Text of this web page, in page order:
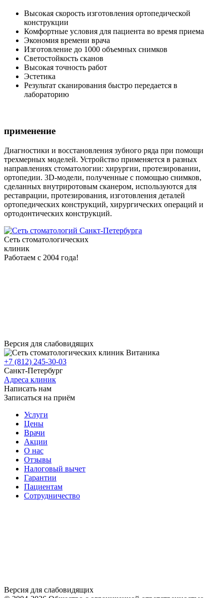
Высокая скорость изготовления ортопедической
конструкции
Комфортные условия для пациента во время приема
Экономия времени врача
Изготовление до 1000 объемных снимков
Светостойкость сканов
Высокая точность работ
Эстетика
Результат сканирования быстро передается в
лабораторию
применение
Диагностики и восстановления зубного ряда при помощи
трехмерных моделей. Устройство применяется в разных
направлениях стоматологии: хирургии, протезировании,
ортопедии. 3D-модели, полученные с помощью снимков,
сделанных внутриротовым сканером, используются для
реставрации, протезирования, изготовления деталей
ортопедических конструкций, хирургических операций и
ортодонтических конструкций.
Сеть стоматологических
клиник
Работаем с 2004 года!
Версия для слабовидящих
+7 (812) 245-30-03
Санкт-Петербург
Адреса клиник
Написать нам
Записаться на приём
Услуги
Цены
Врачи
Акции
О нас
Отзывы
Налоговый вычет
Гарантии
Пациентам
Сотрудничество
Версия для слабовидящих